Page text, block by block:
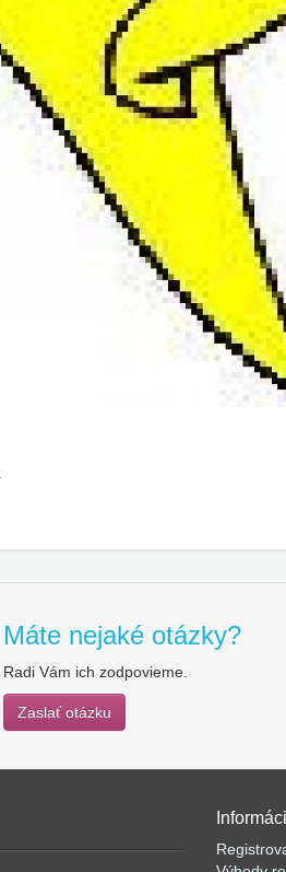
Máte nejaké otázky?
Radi Vám ich zodpovieme.
Zaslať otázku